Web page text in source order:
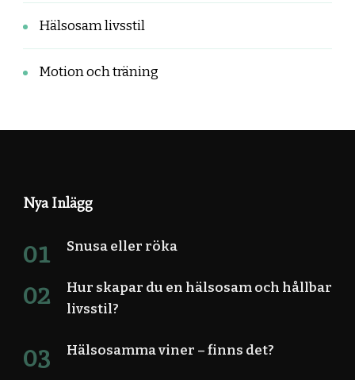
Hälsosam livsstil
Motion och träning
Nya Inlägg
Snusa eller röka
Hur skapar du en hälsosam och hållbar
livsstil?
Hälsosamma viner – finns det?